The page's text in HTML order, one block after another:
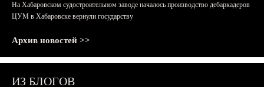
На Хабаровском судостроительном заводе началось производство дебаркадеров
ЦУМ в Хабаровске вернули государству
Архив новостей >>
ИЗ БЛОГОВ